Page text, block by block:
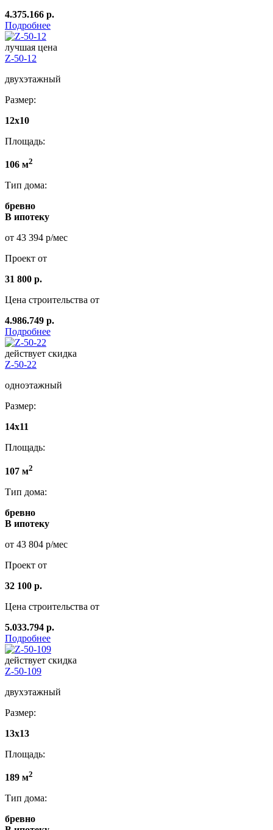
4.375.166 р.
Подробнее
лучшая цена
Z-50-12
двухэтажный
Размер:
12x10
Площадь:
106 м2
Тип дома:
бревно
В ипотеку
от 43 394 р/мес
Проект от
31 800 р.
Цена строительства от
4.986.749 р.
Подробнее
действует скидка
Z-50-22
одноэтажный
Размер:
14x11
Площадь:
107 м2
Тип дома:
бревно
В ипотеку
от 43 804 р/мес
Проект от
32 100 р.
Цена строительства от
5.033.794 р.
Подробнее
действует скидка
Z-50-109
двухэтажный
Размер:
13x13
Площадь:
189 м2
Тип дома:
бревно